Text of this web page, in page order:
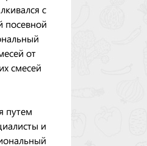
с
посевной
от
смесей
путем
и